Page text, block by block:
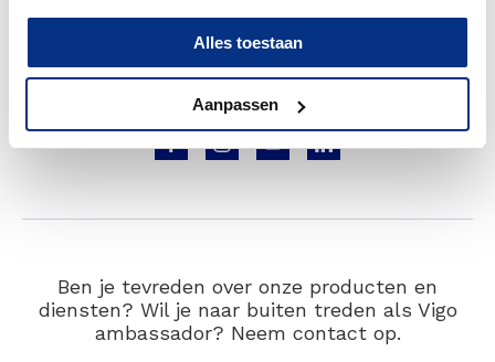
Alles toestaan
Aanpassen
Volg Vigo op de voet
Word lid van de Vigo community en volg ons
op onze social media kanalen.
Volg Volg Volg Volg
Ben je tevreden over onze producten en
diensten? Wil je naar buiten treden als Vigo
ambassador? Neem contact op.